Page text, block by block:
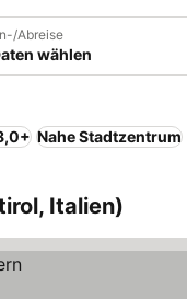
Abreise
wählen
Nahe Stadtzentrum
Italien)